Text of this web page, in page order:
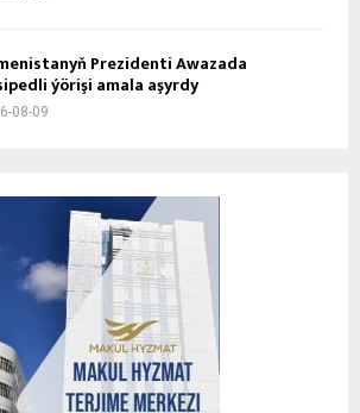
Prezidenti Awazada
ýörişi amala aşyrdy
08-09